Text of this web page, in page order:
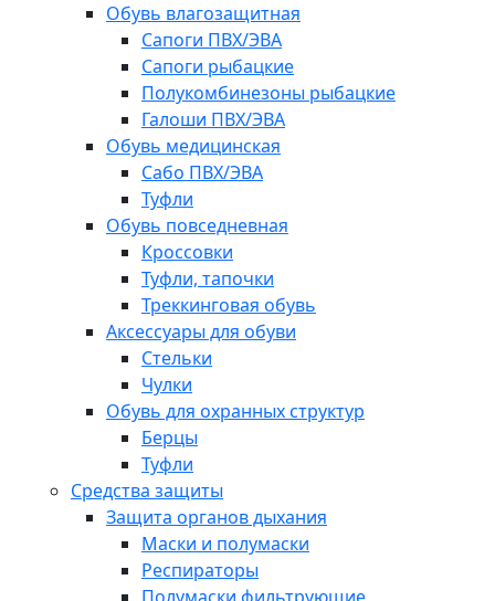
Обувь влагозащитная
Сапоги ПВХ/ЭВА
Сапоги рыбацкие
Полукомбинезоны рыбацкие
Галоши ПВХ/ЭВА
Обувь медицинская
Сабо ПВХ/ЭВА
Туфли
Обувь повседневная
Кроссовки
Туфли, тапочки
Треккинговая обувь
Аксессуары для обуви
Стельки
Чулки
Обувь для охранных структур
Берцы
Туфли
Средства защиты
Защита органов дыхания
Маски и полумаски
Респираторы